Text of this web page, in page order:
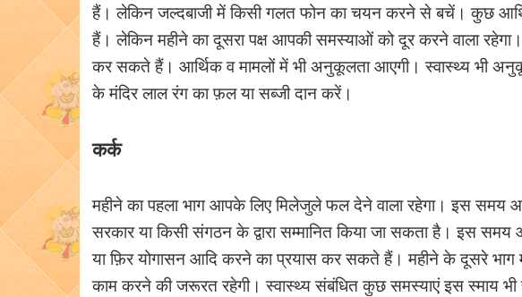
हैं। लेकिन जल्दबाजी में किसी गलत फोन का चयन करने से बचें। कुछ
हैं। लेकिन महीने का दूसरा पक्ष आपकी समस्याओं को दूर करने वाला
कर सकते हैं। आर्थिक व मामलों में भी अनुकूलता आएगी। स्वास्थ्य भी
के मंदिर लाल रंग का फ़ल या सब्जी दान करें।
कर्क
महीने का पहला भाग आपके लिए मिलेजुले फल देने वाला रहेगा। इस
सरकार या किसी संगठन के द्वारा सम्मानित किया जा सकता है। इस
या फ़िर योगासन आदि करने का प्रयास कर सकते हैं। महीने के दूसरे भाग
काम करने की जरूरत रहेगी। स्वास्थ्य संबंधित कुछ समस्याएं इस स्माय